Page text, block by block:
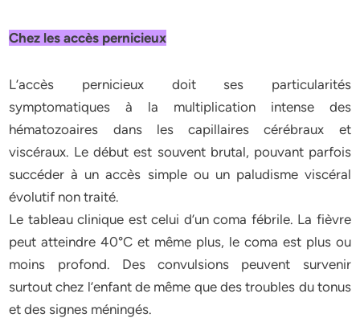
Chez les accès pernicieux
L’accès pernicieux doit ses particularités
symptomatiques à la multiplication intense des
hématozoaires dans les capillaires cérébraux et
viscéraux. Le début est souvent brutal, pouvant parfois
succéder à un accès simple ou un paludisme viscéral
évolutif non traité.
Le tableau clinique est celui d’un coma fébrile. La fièvre
peut atteindre 40°C et même plus, le coma est plus ou
moins profond. Des convulsions peuvent survenir
surtout chez l’enfant de même que des troubles du tonus
et des signes méningés.